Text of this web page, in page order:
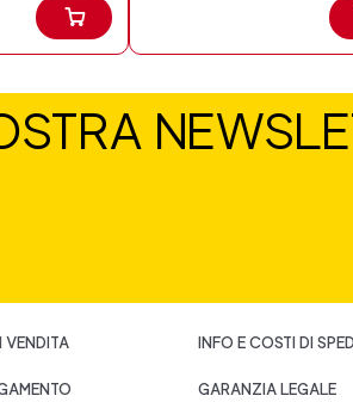
INFO E COSTI DI
GARANZIA LEGALE